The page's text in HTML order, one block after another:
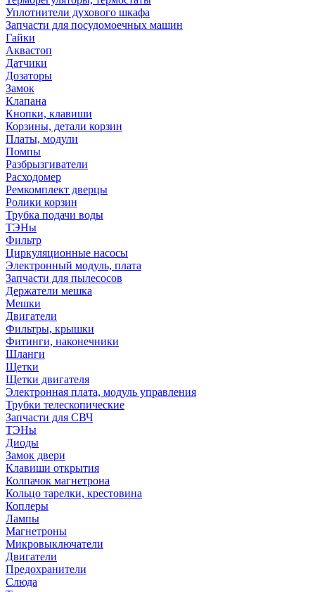
Уплотнители духового шкафа
Запчасти для посудомоечных машин
Гайки
Аквастоп
Датчики
Дозаторы
Замок
Клапана
Кнопки, клавиши
Корзины, детали корзин
Платы, модули
Помпы
Разбрызгиватели
Расходомер
Ремкомплект дверцы
Ролики корзин
Трубка подачи воды
ТЭНы
Фильтр
Циркуляционные насосы
Электронный модуль, плата
Запчасти для пылесосов
Держатели мешка
Мешки
Двигатели
Фильтры, крышки
Фитинги, наконечники
Шланги
Щетки
Щетки двигателя
Электронная плата, модуль управления
Трубки телескопические
Запчасти для СВЧ
ТЭНы
Диоды
Замок двери
Клавиши открытия
Колпачок магнетрона
Кольцо тарелки, крестовина
Коплеры
Лампы
Магнетроны
Микровыключатели
Двигатели
Предохранители
Слюда